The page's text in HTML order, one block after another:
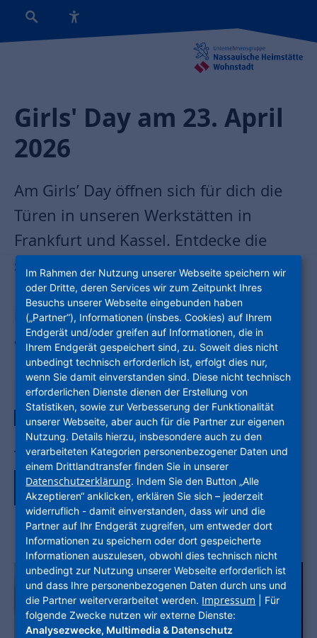
04. März 2026
UNTERNEHMENSGRUPPE
Teile den Artikel auf:
Girls' Day am 23. April
2026
Am Girls’ Day öffnen sich für dich die
Türen in unseren Werkstätten in
Frankfurt und Kassel. Entdecke die
spannende und kreative Welt des
Handwerks und lerne Berufe kennen,
in denen bisher wenige Frauen
arbeiten.
Im Rahmen der Nutzung unserer Webseite speichern wir
oder Dritte, deren Services wir zum Zeitpunkt Ihres
Besuchs unserer Webseite eingebunden haben
(„Partner“), Informationen (insbes. Cookies) auf Ihrem
Endgerät und/oder greifen auf Informationen, die in
Ihrem Endgerät gespeichert sind, zu. Soweit dies nicht
unbedingt technisch erforderlich ist, erfolgt dies nur,
wenn Sie damit einverstanden sind. Diese nicht technisch
erforderlichen Dienste dienen der Erstellung von
Statistiken, sowie zur Verbesserung der Funktionalität
unserer Webseite, aber auch für die Partner zur eigenen
Nutzung. Details hierzu, insbesondere auch zu den
verarbeiteten Kategorien personenbezogener Daten und
einem Drittlandtransfer finden Sie in unserer
Datenschutzerklärung. Indem Sie den Button „Alle
Akzeptieren“ anklicken, erklären Sie sich – jederzeit
widerruflich - damit einverstanden, dass wir und die
Partner auf Ihr Endgerät zugreifen, um entweder dort
Informationen zu speichern oder dort gespeicherte
Informationen auszulesen, obwohl dies technisch nicht
unbedingt zur Nutzung unserer Webseite erforderlich ist
und dass Ihre personenbezogenen Daten durch uns und
die Partner weiterverarbeitet werden. Impressum | Für
folgende Zwecke nutzen wir externe Dienste:
Analysezwecke, Multimedia & Datenschutz